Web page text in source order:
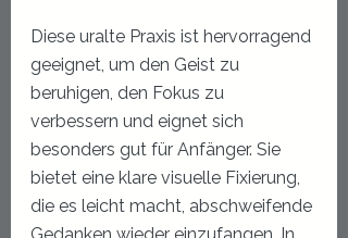
Diese uralte Praxis ist hervorragend
geeignet, um den Geist zu
beruhigen, den Fokus zu
verbessern und eignet sich
besonders gut für Anfänger. Sie
bietet eine klare visuelle Fixierung,
die es leicht macht, abschweifende